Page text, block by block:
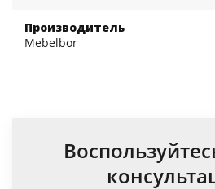
Производитель
Mebelbor